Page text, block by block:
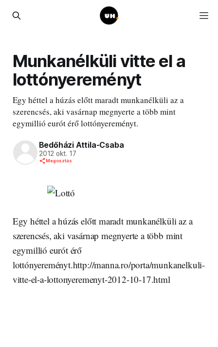
Munkanélküli vitte el a
lottónyereményt
Egy héttel a húzás előtt maradt munkanélküli az a
szerencsés, aki vasárnap megnyerte a több mint
egymillió eurót érő lottónyereményt.
Bedőházi Attila-Csaba
2012 okt. 17
Megosztás
Egy héttel a húzás előtt maradt munkanélküli az a
szerencsés, aki vasárnap megnyerte a több mint
egymillió eurót érő
lottónyereményt.http://manna.ro/porta/munkanelkuli-
vitte-el-a-lottonyeremenyt-2012-10-17.html